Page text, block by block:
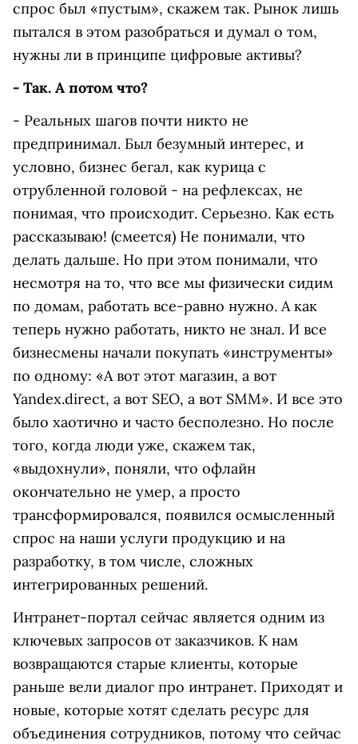
спрос был «пустым», скажем так. Рынок лишь
пытался в этом разобраться и думал о том,
нужны ли в принципе цифровые активы?
- Так. А потом что?
- Реальных шагов почти никто не
предпринимал. Был безумный интерес, и
условно, бизнес бегал, как курица с
отрубленной головой - на рефлексах, не
понимая, что происходит. Серьезно. Как есть
рассказываю! (смеется) Не понимали, что
делать дальше. Но при этом понимали, что
несмотря на то, что все мы физически сидим
по домам, работать все-равно нужно. А как
теперь нужно работать, никто не знал. И все
бизнесмены начали покупать «инструменты»
по одному: «А вот этот магазин, а вот
Yandex.direct, а вот SEO, а вот SMM». И все это
было хаотично и часто бесполезно. Но после
того, когда люди уже, скажем так,
«выдохнули», поняли, что офлайн
окончательно не умер, а просто
трансформировался, появился осмысленный
спрос на наши услуги продукцию и на
разработку, в том числе, сложных
интегрированных решений.
Интранет-портал сейчас является одним из
ключевых запросов от заказчиков. К нам
возвращаются старые клиенты, которые
раньше вели диалог про интранет. Приходят и
новые, которые хотят сделать ресурс для
объединения сотрудников, потому что сейчас